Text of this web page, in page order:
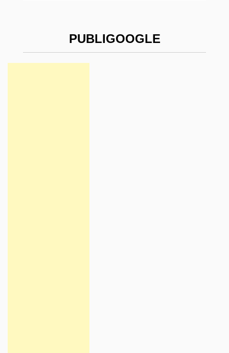
PUBLIGOOGLE